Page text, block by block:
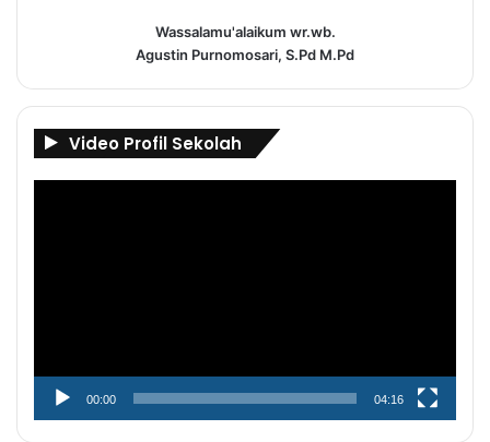
Wassalamu'alaikum wr.wb.
Agustin Purnomosari, S.Pd M.Pd
Video Profil Sekolah
00:00 04:16